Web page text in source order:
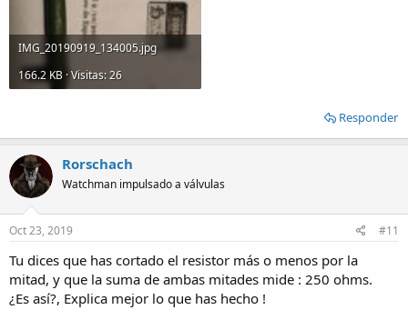
IMG_20190919_134005.jpg
166.2 KB · Visitas: 26
Responder
Rorschach
Watchman impulsado a válvulas
Oct 23, 2019 #11
Tu dices que has cortado el resistor más o menos por la
mitad, y que la suma de ambas mitades mide : 250 ohms.
¿Es así?, Explica mejor lo que has hecho !